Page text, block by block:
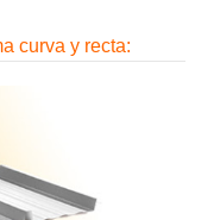
curva y recta: